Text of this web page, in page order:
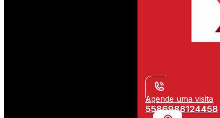
Agende uma visita
5586988124458